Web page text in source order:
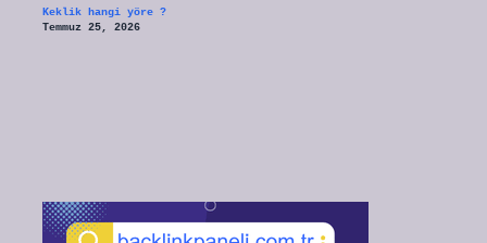
Keklik hangi yöre ?
Temmuz 25, 2026